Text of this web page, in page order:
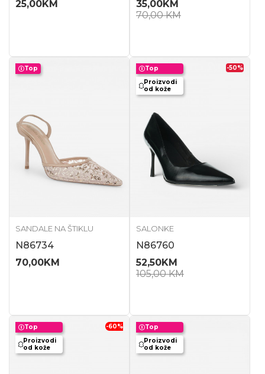
25,00KM
35,00KM
70,00KM
Top
SANDALE NA ŠTIKLU
N86734
70,00KM
Top
Proizvodi
od kože
-50%
SALONKE
N86760
52,50KM
105,00KM
Top
Proizvodi
od kože
-60%
Top
Proizvodi
od kože